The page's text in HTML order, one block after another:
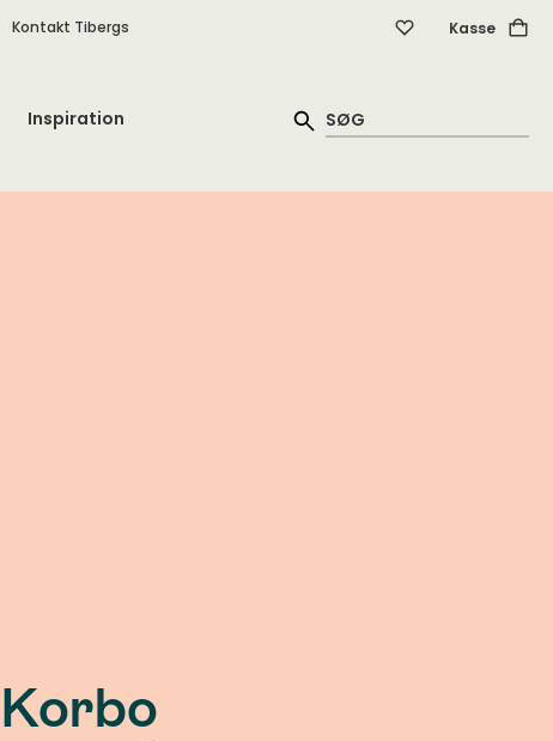
Kontakt Tibergs Kasse
Inspiration
Korbo